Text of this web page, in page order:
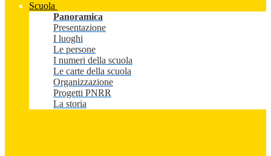
Scuola
Panoramica
Presentazione
I luoghi
Le persone
I numeri della scuola
Le carte della scuola
Organizzazione
Progetti PNRR
La storia